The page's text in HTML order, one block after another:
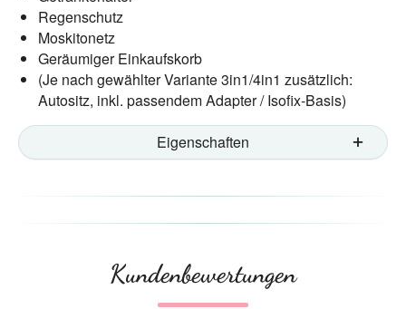
Regenschutz
Moskitonetz
Geräumiger Einkaufskorb
(Je nach gewählter Variante 3in1/4in1 zusätzlich:
Autositz, inkl. passendem Adapter / Isofix-Basis)
Eigenschaften
Kundenbewertungen